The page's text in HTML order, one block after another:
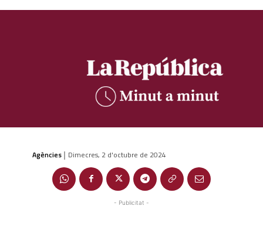
Agències | Dimecres, 2 d'octubre de 2024
- Publicitat -